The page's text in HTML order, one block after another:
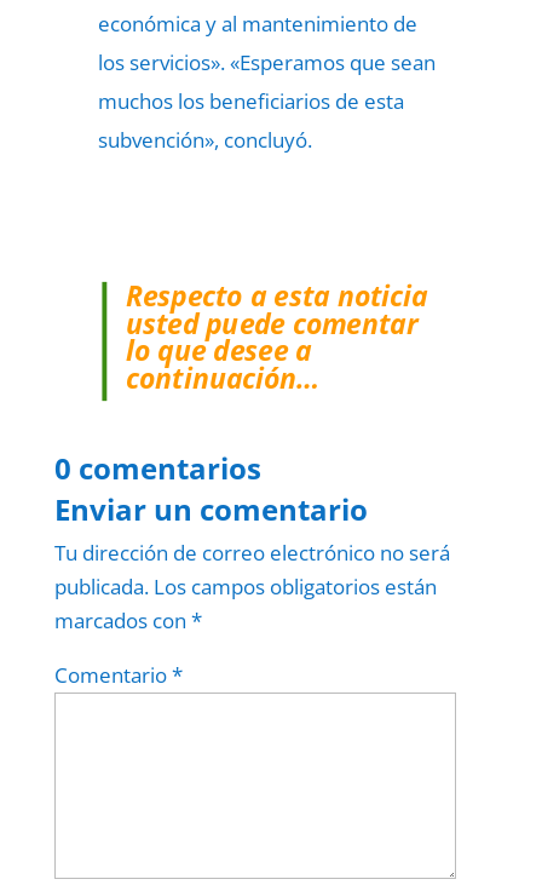
económica y al mantenimiento de
los servicios». «Esperamos que sean
muchos los beneficiarios de esta
subvención», concluyó.
Respecto a esta noticia
usted puede comentar
lo que desee a
continuación…
0 comentarios
Enviar un comentario
Tu dirección de correo electrónico no será
publicada. Los campos obligatorios están
marcados con *
Comentario*